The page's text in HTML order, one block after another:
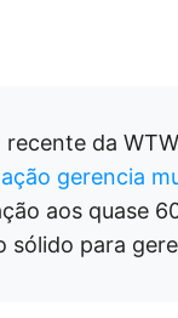
da
gerencia
aos quase
sólido para